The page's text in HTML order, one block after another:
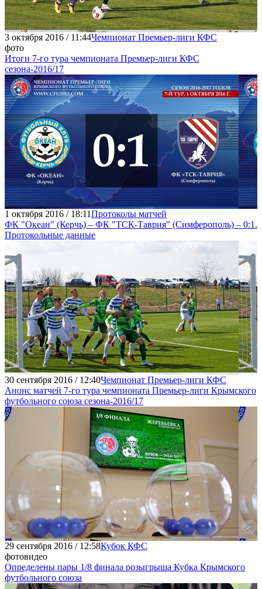
3 октября 2016 / 11:44Чемпионат Премьер-лиги КФС
фото
Итоги 7-го тура чемпионата Премьер-лиги КФС
сезона-2016/17
1 октября 2016 / 18:11Протоколы матчей
ФК "Океан" (Керчь) – ФК "ТСК-Таврия" (Симферополь) – 0:1.
Протокольные данные
30 сентября 2016 / 12:40Чемпионат Премьер-лиги КФС
Анонс матчей 7-го тура чемпионата Премьер-лиги Крымского
футбольного союза сезона-2016/17
29 сентября 2016 / 12:58Кубок КФС
фотовидео
Определены пары 1/8 финала розыгрыша Кубка Крымского
футбольного союза